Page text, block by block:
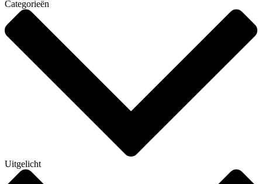
Categorieën
Uitgelicht